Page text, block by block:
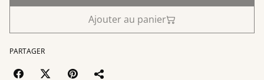
Ajouter au panier
PARTAGER